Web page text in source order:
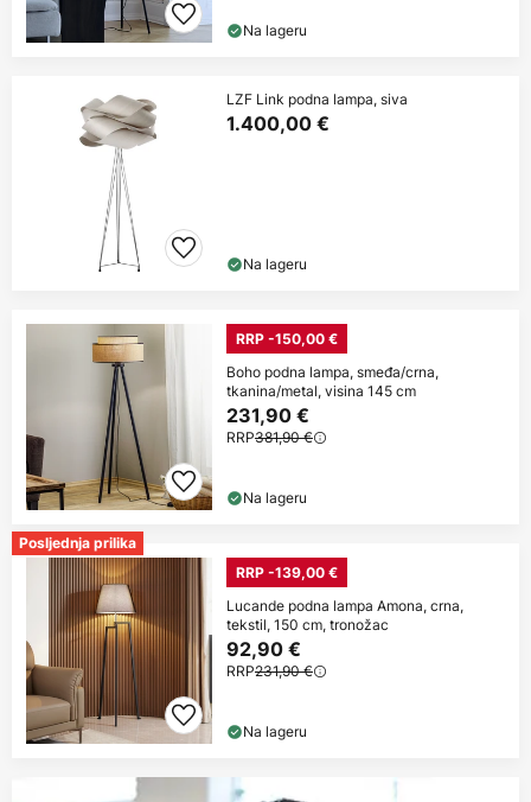
Na lageru
LZF Link podna lampa, siva
1.400,00 €
Na lageru
RRP -150,00 €
Boho podna lampa, smeđa/crna,
tkanina/metal, visina 145 cm
231,90 €
RRP381,90 €
Na lageru
Posljednja prilika
RRP -139,00 €
Lucande podna lampa Amona, crna,
tekstil, 150 cm, tronožac
92,90 €
RRP231,90 €
Na lageru